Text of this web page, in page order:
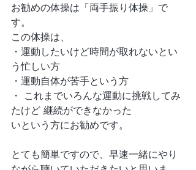
お勧めの体操は「両手振り体操」で
す。
この体操は、
・運動したいけど時間が取れないとい
う忙しい方
・運動自体が苦手という方
・ これまでいろんな運動に挑戦してみ
たけど 継続ができなかった
いという方にお勧めです。
とても簡単ですので、早速一緒にやり